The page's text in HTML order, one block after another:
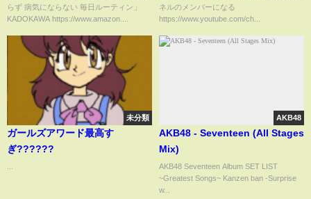
らず 病気にならない 毎日ルーティン」
KADOKAWA https://www.amazon....
勘違いしていることがありま
す。
ネルのメンバーになる
https://www.youtube.com/ch...
未分類
ガールズアワード最高す
ぎ??????
AKB48
AKB48 - Seventeen (All Stages
Mix)
AKB48 Seventeen Album SET LIST
~Greatest Songs~ Kanzen ban -Surprise
w...